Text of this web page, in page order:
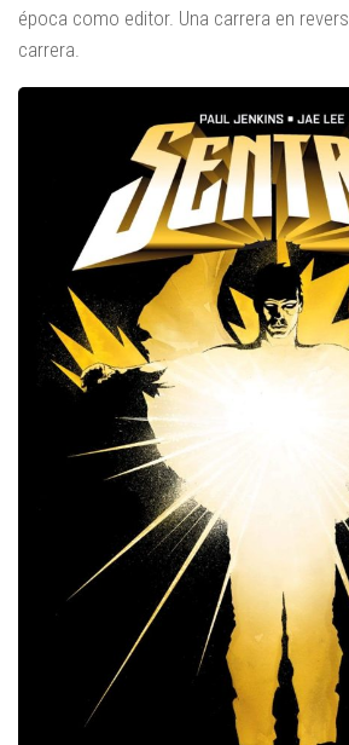
época como editor. Una carrera en
carrera.